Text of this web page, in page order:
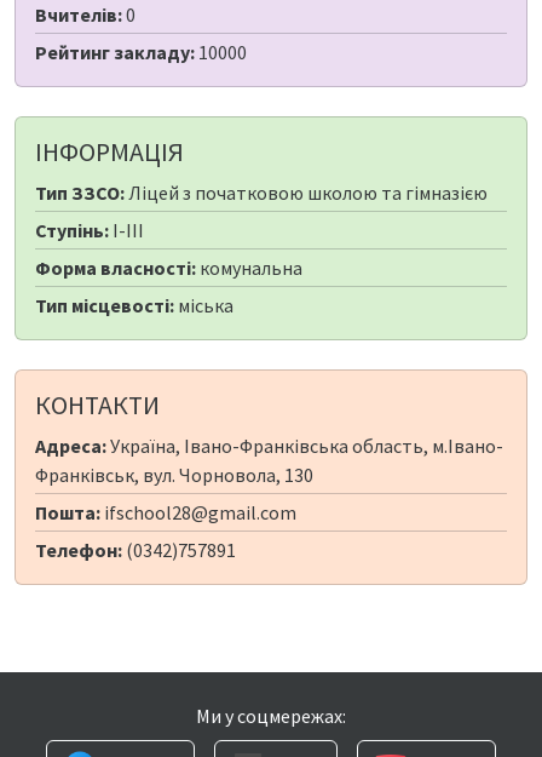
Вчителів:0
Рейтинг закладу: 10000
ІНФОРМАЦІЯ
Тип ЗЗСО:Ліцей з початковою школою та гімназією
Ступінь: I-III
Форма власності: комунальна
Тип місцевості: міська
КОНТАКТИ
Адреса:Україна, Івано-Франківська область, м.Івано-
Франківськ, вул. Чорновола, 130
Пошта: ifschool28@gmail.com
Телефон: (0342)757891
Ми у соцмережах: